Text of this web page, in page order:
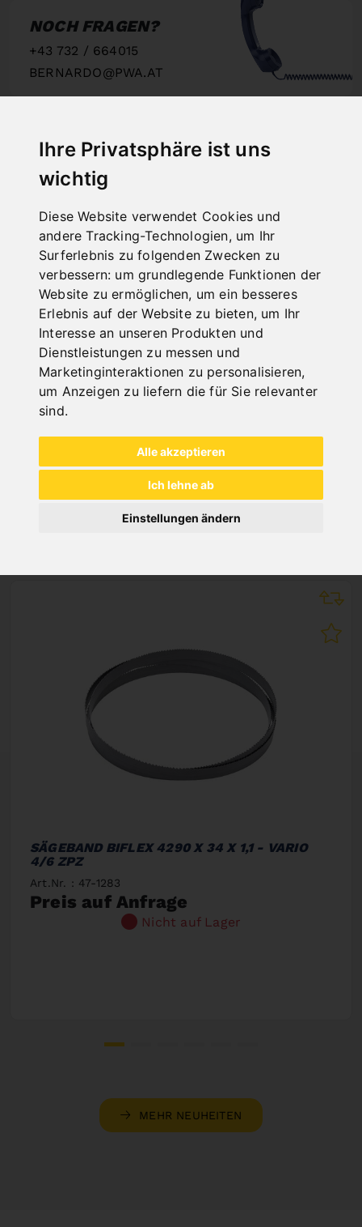
Ihre Privatsphäre ist uns
wichtig
Diese Website verwendet Cookies und
andere Tracking-Technologien, um Ihr
Surferlebnis zu folgenden Zwecken zu
verbessern: um grundlegende Funktionen der
Website zu ermöglichen, um ein besseres
Erlebnis auf der Website zu bieten, um Ihr
Interesse an unseren Produkten und
Dienstleistungen zu messen und
Marketinginteraktionen zu personalisieren,
um Anzeigen zu liefern die für Sie relevanter
sind.
Alle akzeptieren
Ich lehne ab
Einstellungen ändern
NOCH FRAGEN?
+43 732 / 664015
BERNARDO@PWA.AT
"
SCHNELLE
LIEFERUNG
ONLINE
KATALOGE
NEUHEITEN
SÄGEBAND BIFLEX 4290 X 34 X 1,1 - VARIO
4/6 ZPZ
Art.Nr. : 47-1283
Preis auf Anfrage
Nicht auf Lager
MEHR NEUHEITEN